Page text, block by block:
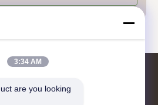
applications. They are made of
যোগাযোগ
3:34 AM
are you looking